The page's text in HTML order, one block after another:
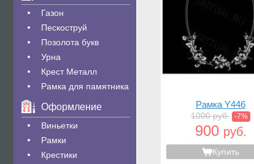
Газон
Пескоструй
Позолота букв
Урна
Крест Металл
Рамка для памятника
Оформление
Виньетки
Рамки
Крестики
Рамка Y446
1000 руб. -7%
900 руб.
Купить